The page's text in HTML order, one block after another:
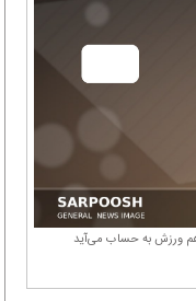
ورزش به حساب می‌آید